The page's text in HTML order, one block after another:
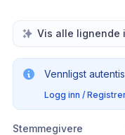
Vis alle lignende
Vennligst
Logg inn /
Stemmegivere